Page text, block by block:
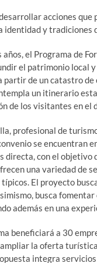
acciones
identidad y
el Programa de
el patrimonio local
partir de un catastro
un itinerario
de los visitantes en el
profesional de
se encuentran
directa, con el
una variedad de
El proyecto
busca
además en una
beneficiará a 30
la oferta
integra